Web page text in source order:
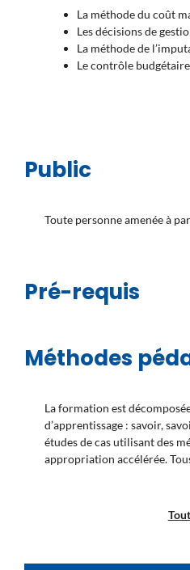
La méthode du coût
Les décisions de
La méthode de
Le contrôle budgétaire
Public
Toute personne amenée à
Pré-requis
Méthodes
La formation est
d’apprentissage : savoir,
études de cas utilisant des
appropriation accélérée.